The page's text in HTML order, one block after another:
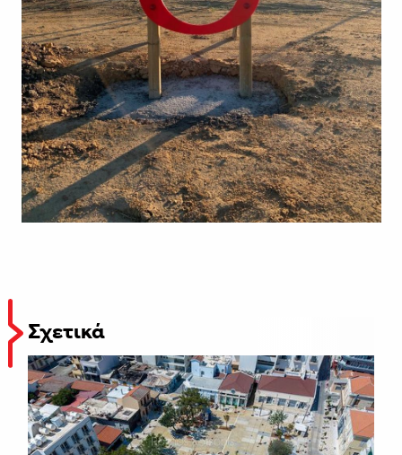
Σχετικά